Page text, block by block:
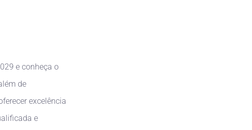
e conheça o
de
excelência
e